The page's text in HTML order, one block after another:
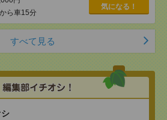
ら車15分
気になる！
すべて見る